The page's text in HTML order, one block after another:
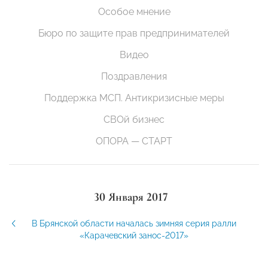
Особое мнение
Бюро по защите прав предпринимателей
Видео
Поздравления
Поддержка МСП. Антикризисные меры
СВОй бизнес
ОПОРА — СТАРТ
30 Января 2017
В Брянской области началась зимняя серия ралли
«Карачевский занос-2017»